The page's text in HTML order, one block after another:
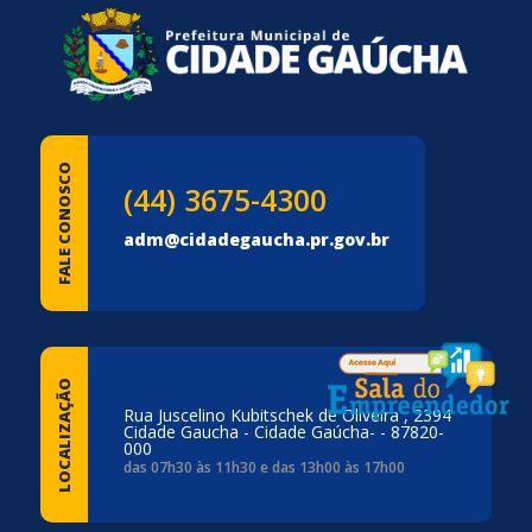
médico até os dias atuais. Possui especializações em
Homeopatia, Saúde Pública e Saúde da Família, além de
ser pós-graduado em Saúde Mental e Perícias
PDG do Distrito LD-6 no ano de 2015/2016. É sócio da
empresa SOMAVE Alimentos.Em 2024, foi eleito Vice-
Prefeito para o mandato de 2025 a 2028 pelo partido
PLFALE CONOSCO (44) 3675-4300
adm@cidadegaucha.pr.gov.br
LOCALIZAÇÃO Rua Juscelino Kubitschek de Oliveira , 2394
Cidade Gaucha - Cidade Gaúcha- - 87820-
000
das 07h30 às 11h30 e das 13h00 às 17h00